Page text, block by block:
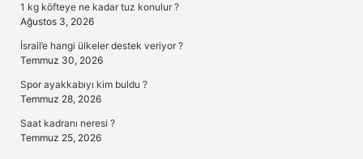
1 kg köfteye ne kadar tuz konulur ?
Ağustos 3, 2026
İsrail’e hangi ülkeler destek veriyor ?
Temmuz 30, 2026
Spor ayakkabıyı kim buldu ?
Temmuz 28, 2026
Saat kadranı neresi ?
Temmuz 25, 2026